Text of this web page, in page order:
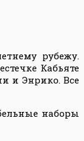
рубежу.
Кабьяте
и Энрико. Все
наборы